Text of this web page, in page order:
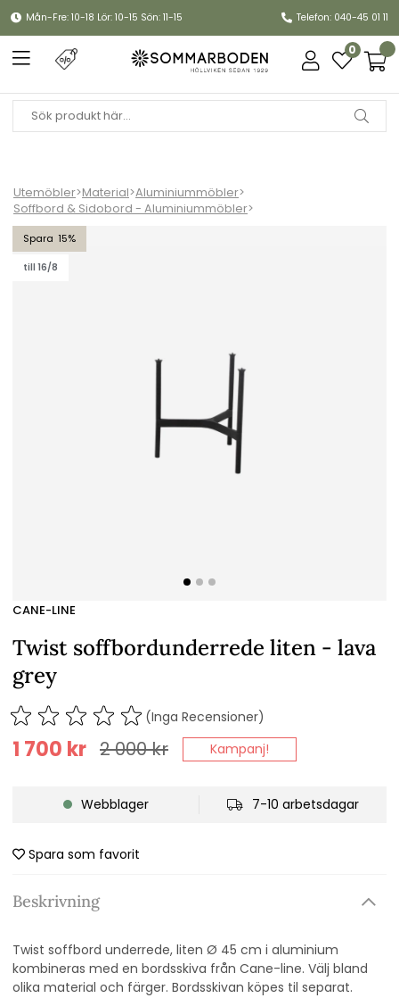
Mån-Fre: 10-18 Lör: 10-15 Sön: 11-15 Telefon: 040-45 01 11
0
Utemöbler>Material>Aluminiummöbler>
Soffbord & Sidobord - Aluminiummöbler>
15
till 16/8
Twist soffbordunderrede liten - lava grey
CANE-LINE
Twist soffbordunderrede liten - lava
grey
(Inga Recensioner)
2 000kr
1 700 kr Kampanj!
Webblager 7-10 arbetsdagar
Spara som favorit
Beskrivning
Twist soffbord underrede, liten Ø 45 cm i aluminium
kombineras med en bordsskiva från Cane-line. Välj bland
olika material och färger. Bordsskivan köpes til separat.